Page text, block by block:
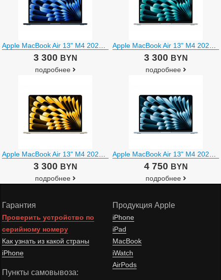
3 300 BYN
подробнее
3 300 BYN
подробнее
3 300 BYN
подробнее
4 750 BYN
подробнее
Гарантия
Проверить устройство по
серийному номеру
Как узнать из какой страны
iPhone
Пункты самовывоза:
Продукция Apple
iPhone
iPad
MacBook
iWatch
AirPods